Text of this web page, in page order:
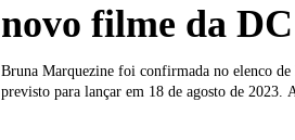
novo filme da DC
Bruna Marquezine foi confirmada no elenco
previsto para lançar em 18 de agosto de 2023.